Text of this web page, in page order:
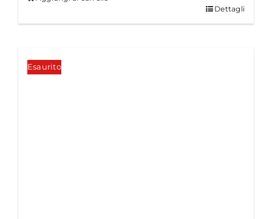
Dettagli
Esaurito